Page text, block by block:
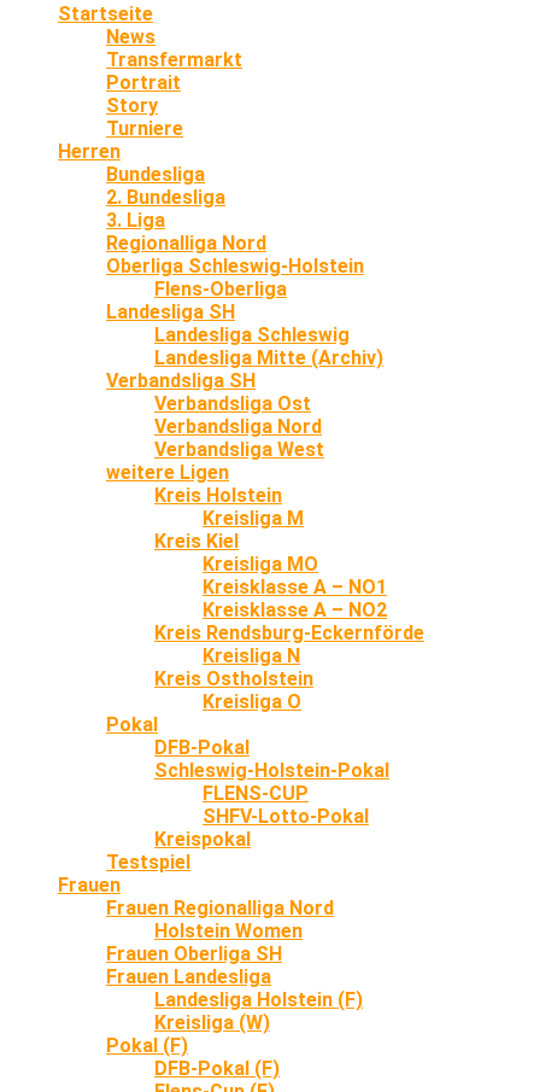
Startseite
News
Transfermarkt
Portrait
Story
Turniere
Herren
Bundesliga
2. Bundesliga
3. Liga
Regionalliga Nord
Oberliga Schleswig-Holstein
Flens-Oberliga
Landesliga SH
Landesliga Schleswig
Landesliga Mitte (Archiv)
Verbandsliga SH
Verbandsliga Ost
Verbandsliga Nord
Verbandsliga West
weitere Ligen
Kreis Holstein
Kreisliga M
Kreis Kiel
Kreisliga MO
Kreisklasse A – NO1
Kreisklasse A – NO2
Kreis Rendsburg-Eckernförde
Kreisliga N
Kreis Ostholstein
Kreisliga O
Pokal
DFB-Pokal
Schleswig-Holstein-Pokal
FLENS-CUP
SHFV-Lotto-Pokal
Kreispokal
Testspiel
Frauen
Frauen Regionalliga Nord
Holstein Women
Frauen Oberliga SH
Frauen Landesliga
Landesliga Holstein (F)
Kreisliga (W)
Pokal (F)
DFB-Pokal (F)